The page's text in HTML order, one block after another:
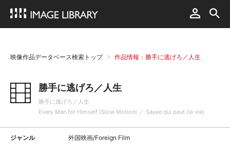
映像作品データベース検索トップ 作品情報：勝手に逃げろ／人生
勝手に逃げろ／人生
勝手に逃げろ／人生
Every Man for Himself (Slow Motion) ／ Sauve qui peut (la vie)
ジャンル 外国映画/Foreign Film